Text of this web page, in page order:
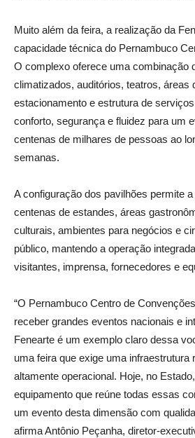
Muito além da feira, a realização da
capacidade técnica do Pernambuco
O complexo oferece uma combinação
climatizados, auditórios, teatros, áreas
estacionamento e estrutura de
conforto, segurança e fluidez para um
centenas de milhares de pessoas ao
semanas.
A configuração dos pavilhões permite
centenas de estandes, áreas
culturais, ambientes para negócios e
público, mantendo a operação
visitantes, imprensa, fornecedores e
“O Pernambuco Centro de
receber grandes eventos nacionais e
Fenearte é um exemplo claro dessa
uma feira que exige uma infraestrutura
altamente operacional. Hoje, no
equipamento que reúne todas essas
um evento desta dimensão com
afirma Antônio Peçanha, diretor-